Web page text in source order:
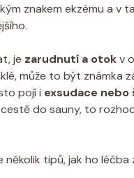
znakem ekzému a v
je zarudnutí a otokv
může to být známka
pojí i exsudace nebo​
do sauny, to
tipů, jak ho léčba